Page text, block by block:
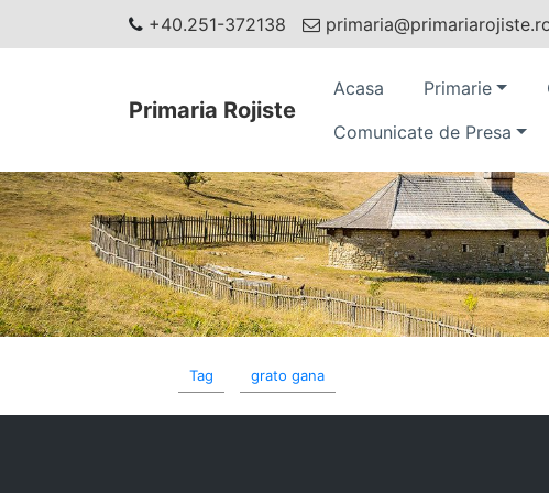
+40.251-372138
Primaria Rojiste
Acasa Primarie
Comunicate de Presa
Tag grato gana